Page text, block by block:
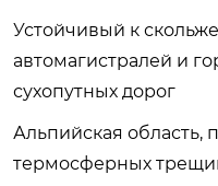
Устойчивый к
автомагистралей и
сухопутных дорог
Альпийская область,
термосферных